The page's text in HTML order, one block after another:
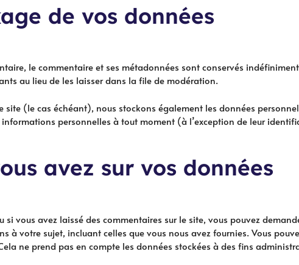
de vos données
le commentaire et ses métadonnées sont conservés
au lieu de les laisser dans la file de modération.
site (le cas échéant), nous stockons également les données
personnelles à tout moment (à l’exception de leur
avez sur vos données
si vous avez laissé des commentaires sur le site, vous pouvez
à votre sujet, incluant celles que vous nous avez fournies. Vous
ne prend pas en compte les données stockées à des fins